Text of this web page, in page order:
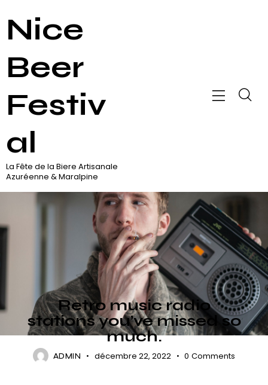
Nice
Beer
Festiv
al
La Fête de la Biere Artisanale
Azuréenne & Maralpine
FESTIVALS
Retro music radio
stations you’ve missed so
much.
ADMIN décembre 22, 2022 0 Comments